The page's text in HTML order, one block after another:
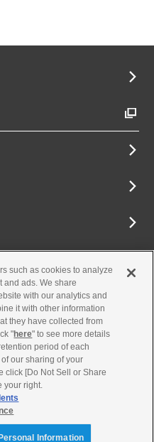
such as cookies to analyze
and ads. We share
with our analytics and
it with other information
they have collected from
"here" to see more details
period of each
our sharing of your
click [Do Not Sell or Share
your right.
Information